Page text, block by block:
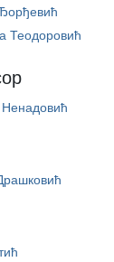
Теодоровић